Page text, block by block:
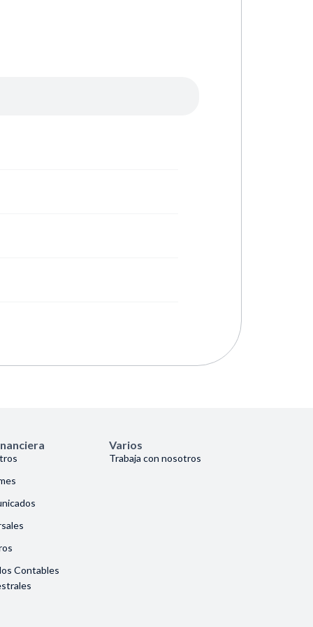
Contables
Varios
Trabaja con nosotros